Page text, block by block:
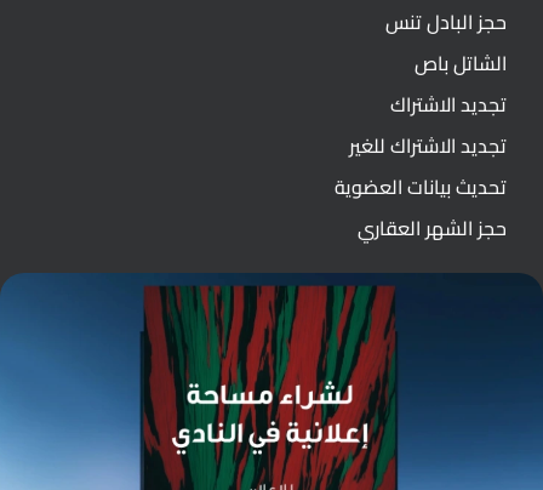
حجز البادل تنس
الشاتل باص
تجديد الاشتراك
تجديد الاشتراك للغير
تحديث بيانات العضوية
حجز الشهر العقاري